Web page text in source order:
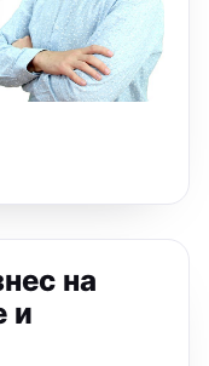
на
и